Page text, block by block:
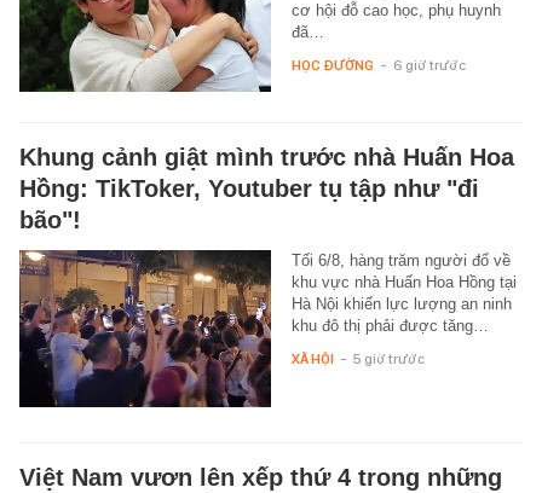
cơ hội đỗ cao học, phụ huynh
đã…
HỌC ĐƯỜNG - 6 giờ trước
Khung cảnh giật mình trước nhà Huấn Hoa
Hồng: TikToker, Youtuber tụ tập như "đi
bão"!
Tối 6/8, hàng trăm người đổ về
khu vực nhà Huấn Hoa Hồng tại
Hà Nội khiến lực lượng an ninh
khu đô thị phải được tăng…
XÃ HỘI - 5 giờ trước
Việt Nam vươn lên xếp thứ 4 trong những